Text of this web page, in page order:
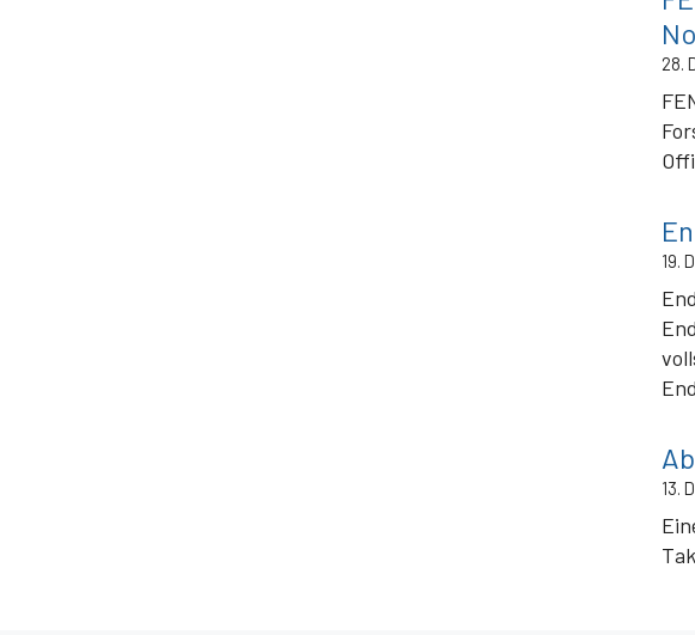
28.
19.
13.